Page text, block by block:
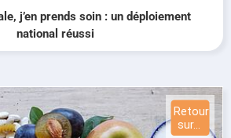
j’en prends soin : un déploiement
national réussi